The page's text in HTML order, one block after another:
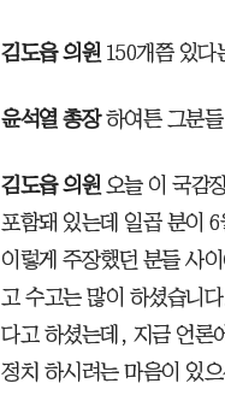
김도읍 의원 150개쯤 있다
윤석열 총장하여튼 그분들
김도읍 의원 오늘 이 국감
포함돼 있는데 일곱 분이
이렇게 주장했던 분들 사
고 수고는 많이 하셨습니
다고 하셨는데, 지금 언론
정치 하시려는 마음이 있